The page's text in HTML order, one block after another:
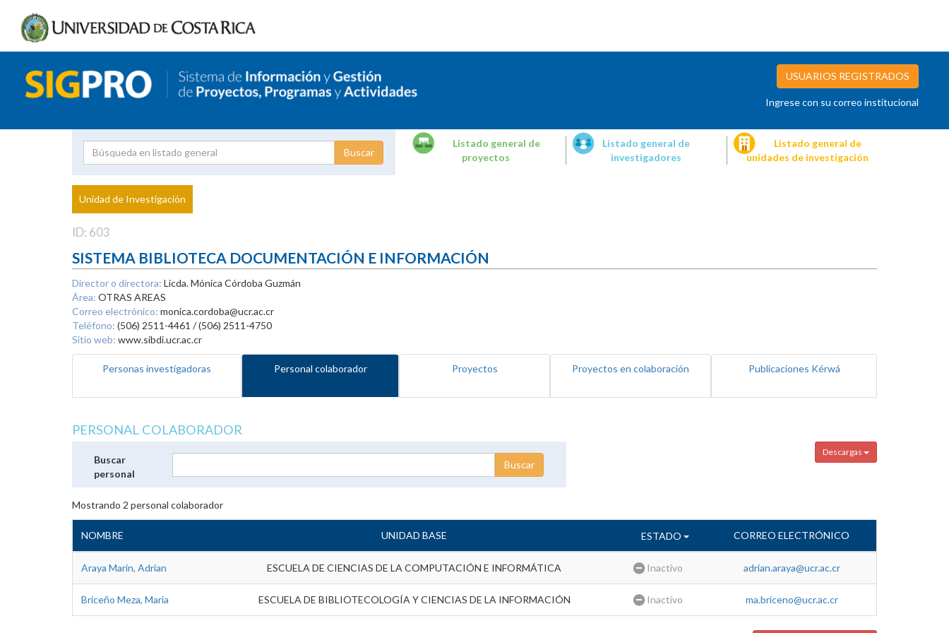
USUARIOS REGISTRADOS
Ingrese con su correo institucional
Proyecto
Investigador
Listado general de
proyectos
Listado general de
investigadores
Listado general de
unidades de investigación
Unidad de Investigación
ID: 603
SISTEMA BIBLIOTECA DOCUMENTACIÓN E INFORMACIÓN
Director o directora: Licda. Mónica Córdoba Guzmán
Área: OTRAS AREAS
Correo electrónico: monica.cordoba@ucr.ac.cr
Teléfono: (506) 2511-4461 / (506) 2511-4750
Sitio web: www.sibdi.ucr.ac.cr
Personas investigadoras Personal colaborador Proyectos Proyectos en colaboración Publicaciones Kérwá
PERSONAL COLABORADOR
Descargas
Buscar
personal
Mostrando 2 personal colaborador
NOMBRE UNIDAD BASE ESTADO CORREO ELECTRÓNICO
Araya Marin, Adrian ESCUELA DE CIENCIAS DE LA COMPUTACIÓN E INFORMÁTICA Inactivo adrian.araya@ucr.ac.cr
Briceño Meza, Maria ESCUELA DE BIBLIOTECOLOGÍA Y CIENCIAS DE LA INFORMACIÓN Inactivo ma.briceno@ucr.ac.cr